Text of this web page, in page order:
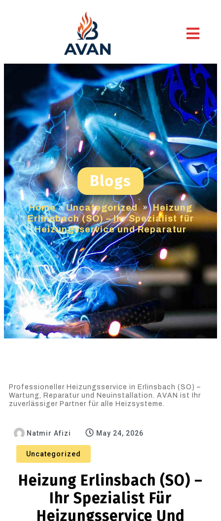
Blogs
Home»Uncategorized » Heizung
Erlinsbach (SO) – Ihr Spezialist für
Heizungsservice und Reparatur
Professioneller Heizungsservice in Erlinsbach (SO) –
Wartung, Reparatur und Neuinstallation. AVAN ist Ihr
zuverlässiger Partner für alle Heizsysteme.
Natmir Afizi May 24, 2026
Uncategorized
Heizung Erlinsbach (SO) –
Ihr Spezialist Für
Heizungsservice Und